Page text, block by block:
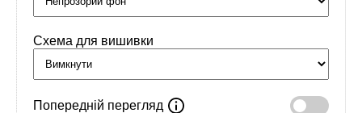
Схема для вишивки
Попередній перегляд